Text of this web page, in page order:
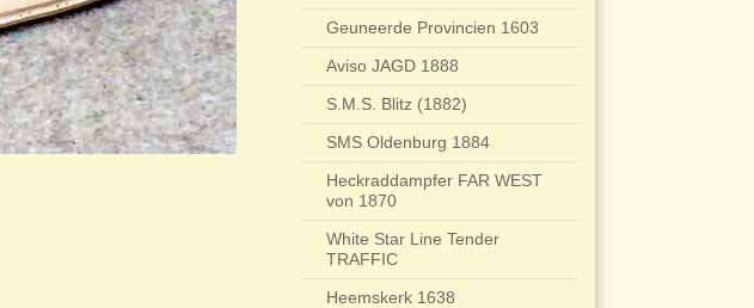
Geuneerde Provincien 1603
Aviso JAGD 1888
S.M.S. Blitz (1882)
SMS Oldenburg 1884
Heckraddampfer FAR WEST
von 1870
White Star Line Tender
TRAFFIC
Heemskerk 1638